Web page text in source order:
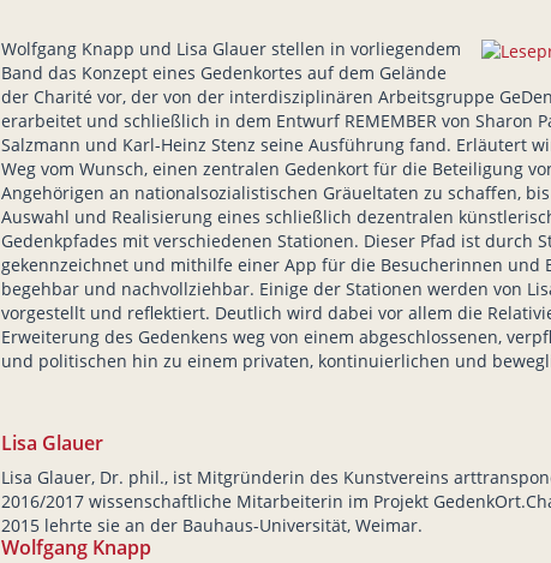
Wolfgang Knapp und Lisa Glauer stellen in vorliegendem
Band das Konzept eines Gedenkortes auf dem Gelände
der Charité vor, der von der interdisziplinären Arbeitsgruppe
erarbeitet und schließlich in dem Entwurf REMEMBER von Sharon
Salzmann und Karl-Heinz Stenz seine Ausführung fand. Erläutert
Weg vom Wunsch, einen zentralen Gedenkort für die Beteiligung
Angehörigen an nationalsozialistischen Gräueltaten zu schaffen,
Auswahl und Realisierung eines schließlich dezentralen
Gedenkpfades mit verschiedenen Stationen. Dieser Pfad ist durch
gekennzeichnet und mithilfe einer App für die Besucherinnen und
begehbar und nachvollziehbar. Einige der Stationen werden von
vorgestellt und reflektiert. Deutlich wird dabei vor allem die
Erweiterung des Gedenkens weg von einem abgeschlossenen,
und politischen hin zu einem privaten, kontinuierlichen und
Lisa Glauer
Lisa Glauer, Dr. phil., ist Mitgründerin des Kunstvereins
2016/2017 wissenschaftliche Mitarbeiterin im Projekt
2015 lehrte sie an der Bauhaus-Universität, Weimar.
Wolfgang Knapp